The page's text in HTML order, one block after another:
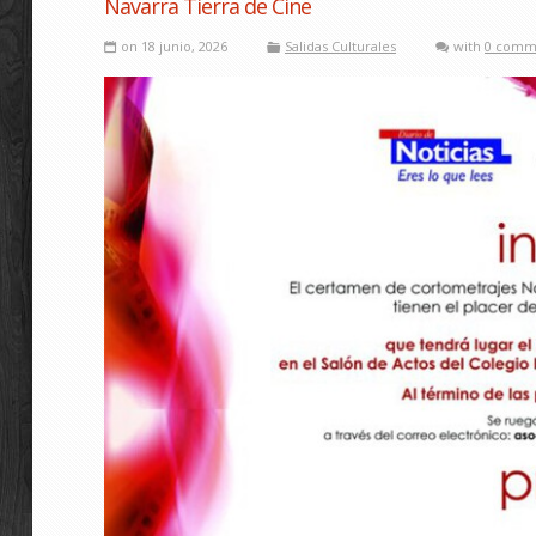
Navarra Tierra de Cine
on 18 junio, 2026 Salidas Culturales with 0